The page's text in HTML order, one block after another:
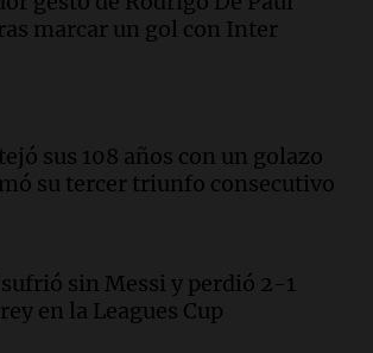
historia de la servilleta que
Messi para el primer
Leo con Barcelona
Gaspart: "Sin Jorge, no sé si
llegado adonde llegó"
orgullo y el sueño argentino de
en una entrevista con Rony
marcar un gol con Inter
sus 108 años con un golazo
su tercer triunfo consecutivo
sin Messi y perdió 2-1
en la Leagues Cup